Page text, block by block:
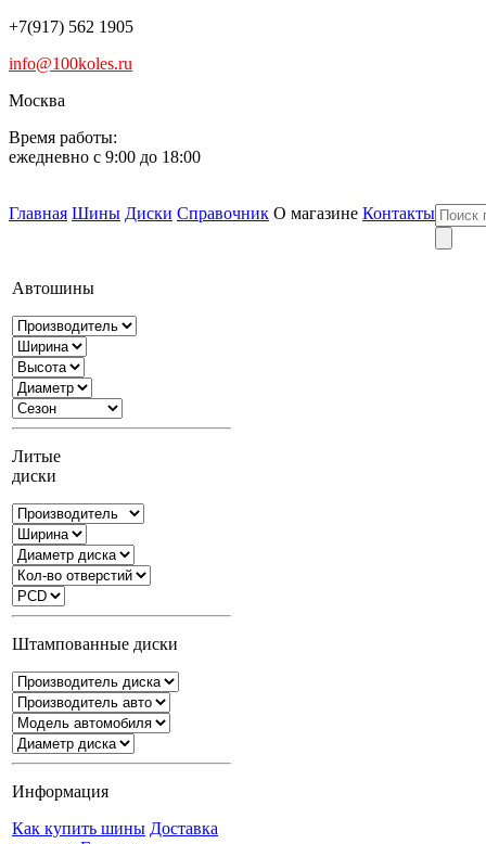
+7(917) 562 1905
info@100koles.ru
Москва
Время работы:
ежедневно с 9:00 до 18:00
Главная Шины Диски Справочник О магазине Контакты
Автошины
Литые
диски
Штампованные диски
Информация
Как купить шины Доставка